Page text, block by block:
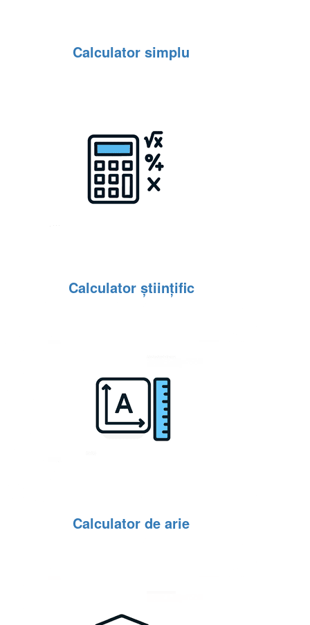
Calculator simplu
Calculator științific
Calculator de arie